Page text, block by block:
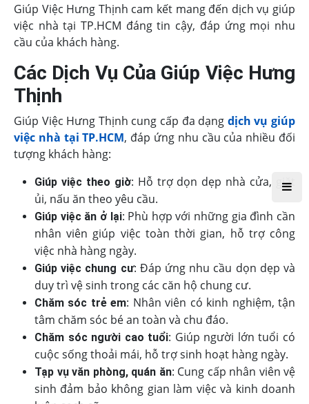
Giúp Việc Hưng Thịnh cam kết mang đến dịch vụ giúp
việc nhà tại TP.HCM đáng tin cậy, đáp ứng mọi nhu
cầu của khách hàng.
Các Dịch Vụ Của Giúp Việc Hưng
Thịnh
Giúp Việc Hưng Thịnh cung cấp đa dạng dịch vụ giúp
việc nhà tại TP.HCM, đáp ứng nhu cầu của nhiều đối
tượng khách hàng:
Giúp việc theo giờ: Hỗ trợ dọn dẹp nhà cửa, giặt
ủi, nấu ăn theo yêu cầu.
Giúp việc ăn ở lại: Phù hợp với những gia đình cần
nhân viên giúp việc toàn thời gian, hỗ trợ công
việc nhà hàng ngày.
Giúp việc chung cư: Đáp ứng nhu cầu dọn dẹp và
duy trì vệ sinh trong các căn hộ chung cư.
Chăm sóc trẻ em: Nhân viên có kinh nghiệm, tận
tâm chăm sóc bé an toàn và chu đáo.
Chăm sóc người cao tuổi: Giúp người lớn tuổi có
cuộc sống thoải mái, hỗ trợ sinh hoạt hàng ngày.
Tạp vụ văn phòng, quán ăn: Cung cấp nhân viên vệ
sinh đảm bảo không gian làm việc và kinh doanh